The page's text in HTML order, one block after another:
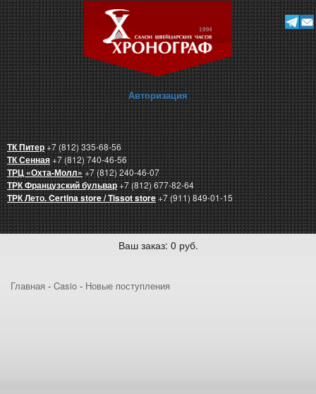
Авторизация
ТК Питер+7 (812) 335-68-56
ТК Сенная+7 (812) 740-46-56
ТРЦ «Охта-Молл»+7 (812) 240-46-07
ТРК Французский бульвар+7 (812) 677-82-64
ТРК Лето. Certina store / Tissot store+7 (911) 849-01-15
Ваш заказ: 0 руб.
Главная - Casio - Новые поступления